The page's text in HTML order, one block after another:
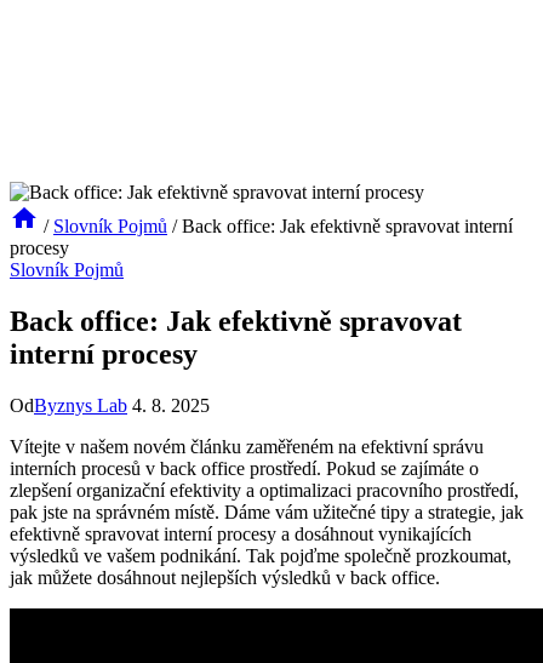
/ Slovník Pojmů / Back office: Jak efektivně spravovat interní
procesy
Slovník Pojmů
Back office: Jak efektivně spravovat
interní procesy
OdByznys Lab 4. 8. 2025
Vítejte v našem novém článku zaměřeném na efektivní správu
interních procesů v back office prostředí. Pokud se zajímáte o
zlepšení organizační efektivity a optimalizaci pracovního prostředí,
pak jste na správném místě. Dáme vám užitečné tipy a strategie, jak
efektivně spravovat interní procesy a dosáhnout vynikajících
výsledků ve vašem podnikání. Tak pojďme společně prozkoumat,
jak můžete dosáhnout nejlepších výsledků v back office.